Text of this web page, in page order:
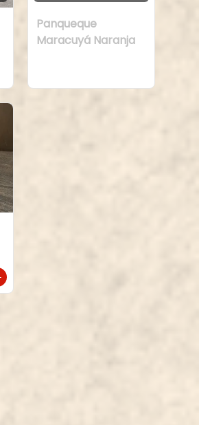
Panqueque
Maracuyá Naranja